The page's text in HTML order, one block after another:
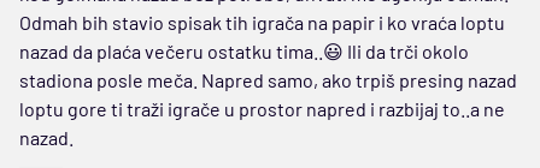
Odmah bih stavio spisak tih igrača na papir i ko vraća loptu
nazad da plaća večeru ostatku tima..😃 Ili da trči okolo
stadiona posle meča. Napred samo, ako trpiš presing nazad
loptu gore ti traži igrače u prostor napred i razbijaj to..a ne
nazad.